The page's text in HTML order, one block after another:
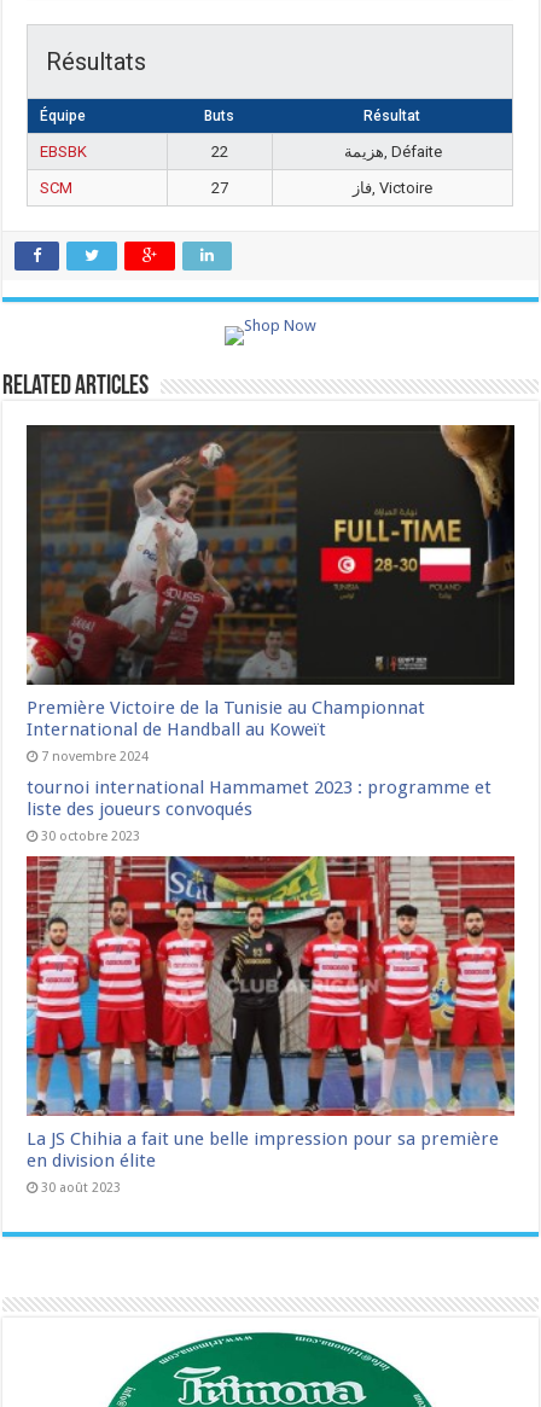
Résultats
Équipe Buts Résultat
EBSBK 22
هزيمة, Défaite
SCM
27 فاز, Victoire
Related Articles
Première Victoire de la Tunisie au Championnat
International de Handball au Koweït
7 novembre 2024
tournoi international Hammamet 2023 : programme et
liste des joueurs convoqués
30 octobre 2023
La JS Chihia a fait une belle impression pour sa première
en division élite
30 août 2023